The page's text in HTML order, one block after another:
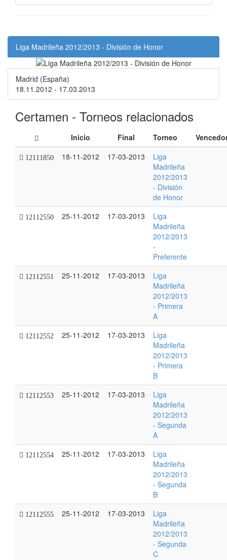
Liga Madrileña 2012/2013 - División de Honor
Madrid (España)
18.11.2012 - 17.03.2013
Certamen - Torneos relacionados
Inicio Final Torneo
12111850 18-11-2012 17-03-2013
Liga
Madrileña
2012/2013
- División
de Honor
12112550 25-11-2012 17-03-2013
Liga
Madrileña
2012/2013
-
Preferente
12112551 25-11-2012 17-03-2013
Liga
Madrileña
2012/2013
- Primera
A
12112552 25-11-2012 17-03-2013
Liga
Madrileña
2012/2013
- Primera
B
12112553 25-11-2012 17-03-2013
Liga
Madrileña
2012/2013
- Segunda
A
12112554 25-11-2012 17-03-2013
Liga
Madrileña
2012/2013
- Segunda
B
12112555 25-11-2012 17-03-2013
Liga
Madrileña
2012/2013
- Segunda
C